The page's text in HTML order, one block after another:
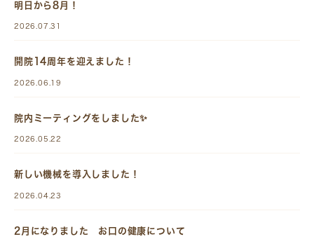
明日から8月！
2026.07.31
開院14周年を迎えました！
2026.06.19
院内ミーティングをしました✨
2026.05.22
新しい機械を導入しました！
2026.04.23
2月になりました お口の健康について